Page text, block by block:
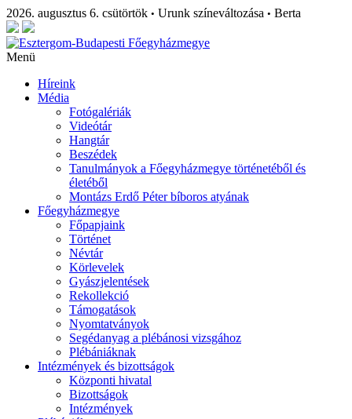
2026. augusztus 6. csütörtök • Urunk színeváltozása • Berta
Menü
Híreink
Média
Fotógalériák
Videótár
Hangtár
Beszédek
Tanulmányok a Főegyházmegye történetéből és
életéből
Montázs Erdő Péter bíboros atyának
Főegyházmegye
Főpapjaink
Történet
Névtár
Körlevelek
Gyászjelentések
Rekollekció
Támogatások
Nyomtatványok
Segédanyag a plébánosi vizsgához
Plébániáknak
Intézmények és bizottságok
Központi hivatal
Bizottságok
Intézmények